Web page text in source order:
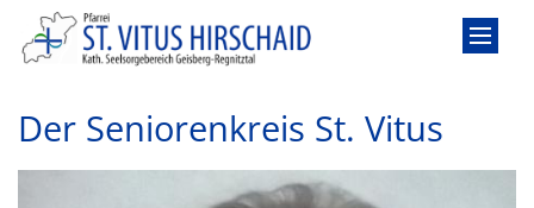
Zum Inhalt springen
Der Seniorenkreis St. Vitus